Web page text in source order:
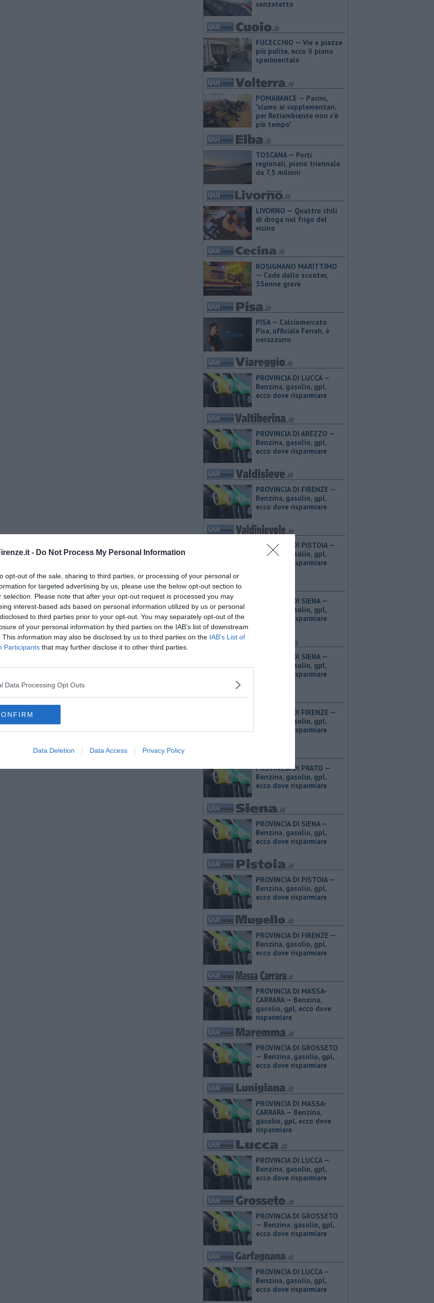
- Do Not Process My Personal Information
opt-out of the sale, sharing to third parties, or processing of your personal or
for targeted advertising by us, please use the below opt-out section to
selection. Please note that after your opt-out request is processed you may
interest-based ads based on personal information utilized by us or personal
to third parties prior to your opt-out. You may separately opt-out of the
of your personal information by third parties on the IAB’s list of downstream
This information may also be disclosed by us to third parties on the IAB’s List of
Participants that may further disclose it to other third parties.
Data Processing Opt Outs
Data Deletion Data Access Privacy Policy
senzatetto
FUCECCHIO — Vie e piazze
più pulite, ecco il piano
sperimentale
POMARANCE — Pacini,
"siamo ai supplementari,
per Retiambiente non c'è
più tempo"
TOSCANA — Porti
regionali, piano triennale
da 7,5 milioni
LIVORNO — Quattro chili
di droga nel frigo del
vicino
ROSIGNANO MARITTIMO
— Cade dallo scooter,
55enne grave
PISA — Calciomercato
Pisa, ufficiale Ferrah, è
nerazzurro
PROVINCIA DI LUCCA — ​
Benzina, gasolio, gpl,
ecco dove risparmiare
PROVINCIA DI AREZZO — ​
Benzina, gasolio, gpl,
ecco dove risparmiare
PROVINCIA DI FIRENZE — ​
Benzina, gasolio, gpl,
ecco dove risparmiare
PROVINCIA DI PISTOIA — ​
Benzina, gasolio, gpl,
ecco dove risparmiare
PROVINCIA DI SIENA — ​
Benzina, gasolio, gpl,
ecco dove risparmiare
PROVINCIA DI SIENA — ​
Benzina, gasolio, gpl,
ecco dove risparmiare
PROVINCIA DI FIRENZE — ​
Benzina, gasolio, gpl,
ecco dove risparmiare
PROVINCIA DI PRATO — ​
Benzina, gasolio, gpl,
ecco dove risparmiare
PROVINCIA DI SIENA — ​
Benzina, gasolio, gpl,
ecco dove risparmiare
PROVINCIA DI PISTOIA — ​
Benzina, gasolio, gpl,
ecco dove risparmiare
PROVINCIA DI FIRENZE — ​
Benzina, gasolio, gpl,
ecco dove risparmiare
PROVINCIA DI MASSA-
CARRARA — ​Benzina,
gasolio, gpl, ecco dove
risparmiare
PROVINCIA DI GROSSETO
— ​Benzina, gasolio, gpl,
ecco dove risparmiare
PROVINCIA DI MASSA-
CARRARA — ​Benzina,
gasolio, gpl, ecco dove
risparmiare
PROVINCIA DI LUCCA — ​
Benzina, gasolio, gpl,
ecco dove risparmiare
PROVINCIA DI GROSSETO
— ​Benzina, gasolio, gpl,
ecco dove risparmiare
PROVINCIA DI LUCCA — ​
Benzina, gasolio, gpl,
ecco dove risparmiare